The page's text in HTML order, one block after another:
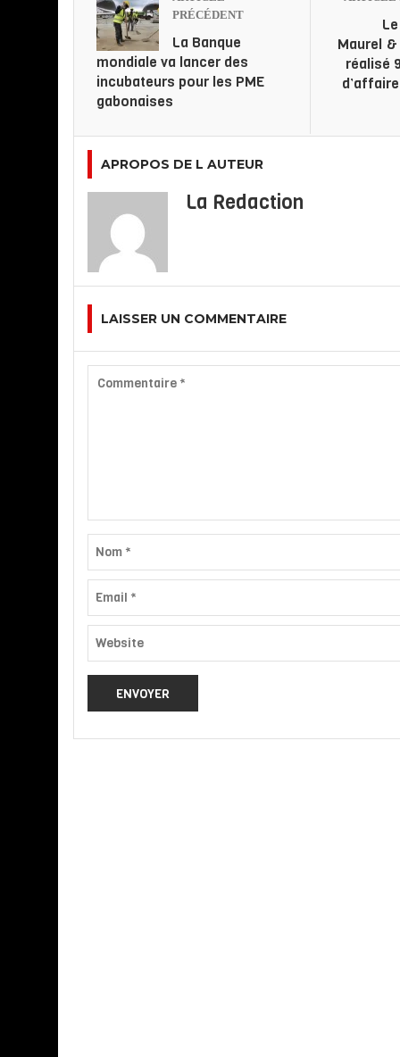
PRÉCÉDENT
La Banque
mondiale va lancer des
incubateurs pour les PME
gabonaises
Maurel
réalisé
APROPOS DE L AUTEUR
La Redaction
LAISSER UN COMMENTAIRE